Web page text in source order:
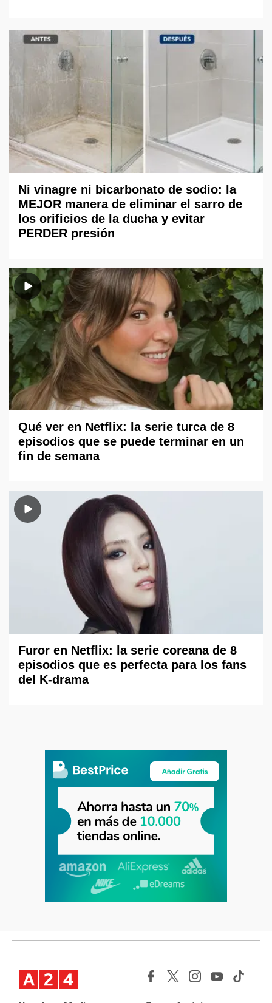
Ni vinagre ni bicarbonato de sodio: la
MEJOR manera de eliminar el sarro de
los orificios de la ducha y evitar
PERDER presión
Qué ver en Netflix: la serie turca de 8
episodios que se puede terminar en un
fin de semana
Furor en Netflix: la serie coreana de 8
episodios que es perfecta para los fans
del K-drama